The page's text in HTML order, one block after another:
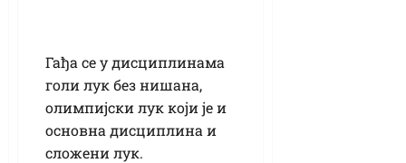
Гађа се у дисциплинама
голи лук без нишана,
олимпијски лук који је и
основна дисциплина и
сложени лук.